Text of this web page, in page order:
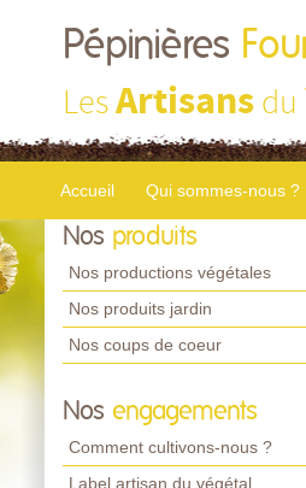
Pépinières
LesArtisans du
Accueil Qui sommes-nous ?
Nos produits
Nos productions végétales
Nos produits jardin
Nos coups de coeur
Nos engagements
Comment cultivons-nous ?
Label artisan du végétal